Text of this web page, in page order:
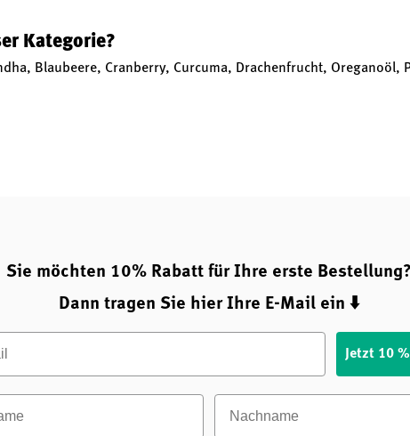
Kategorie?
Blaubeere, Cranberry, Curcuma, Drachenfrucht, Oreganoöl,
Sie möchten 10% Rabatt für Ihre erste Bestellung?
Dann tragen Sie hier Ihre E-Mail ein ⬇️
Jetzt 10
Nachname